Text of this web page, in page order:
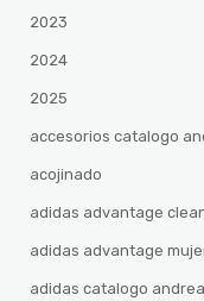
2023
2024
2025
accesorios catalogo
acojinado
adidas advantage
adidas advantage
adidas catalogo andrea